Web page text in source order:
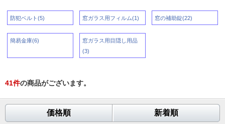
防犯ベルト(5) 窓ガラス用フィルム(1) 窓の補助錠(22)
簡易金庫(6)
窓ガラス用目隠し用品
(3)
41件の商品がございます。
価格順 新着順